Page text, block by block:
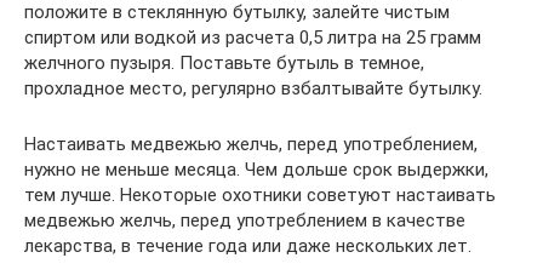
положите в стеклянную бутылку, залейте чистым
спиртом или водкой из расчета 0,5 литра на 25 грамм
желчного пузыря. Поставьте бутыль в темное,
прохладное место, регулярно взбалтывайте бутылку.
Настаивать медвежью желчь, перед употреблением,
нужно не меньше месяца. Чем дольше срок выдержки,
тем лучше. Некоторые охотники советуют настаивать
медвежью желчь, перед употреблением в качестве
лекарства, в течение года или даже нескольких лет.